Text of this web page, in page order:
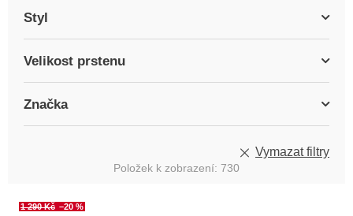
Styl
Velikost prstenu
Značka
Vymazat filtry
Položek k zobrazení: 730
1 290 Kč –20 %